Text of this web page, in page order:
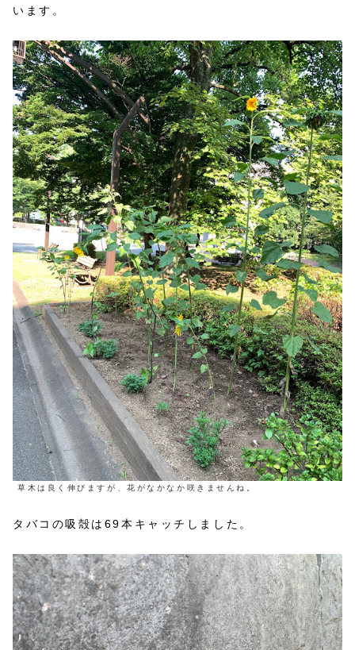
います。
草木は良く伸びますが、花がなかなか咲きませんね。
タバコの吸殻は69本キャッチしました。